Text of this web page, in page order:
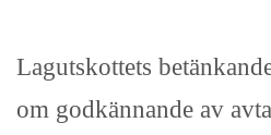
Lagutskottets
om godkännande av